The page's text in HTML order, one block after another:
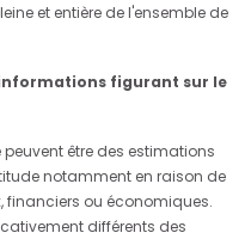
et entière de l'ensemble de
figurant sur le
être des estimations
notamment en raison de
ou économiques.
différents des